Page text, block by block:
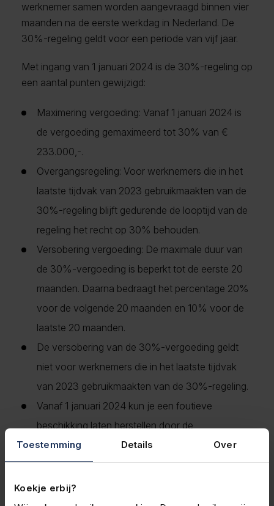
Toestemming Details Over
Koekje erbij?
werknemer samen worden aangevraagd binnen vier
maanden na de eerste werkdag in Nederland. De
30%-regeling geldt voor een periode van vijf jaar.
Met ingang van 1 januari 2024 is de 30%-regeling op
een aantal punten gewijzigd:
Maximering vergoeding: Vanaf 1 januari 2024 is
de vergoeding gemaximeerd tot 30% van €
233.000,-.
Overgangsregeling: Voor werknemers die in het
laatste tijdvak van 2023 gebruikmaakten van de
30%-regeling blijft gedurende de looptijd van de
regeling het recht op 30% behouden.
Versobering vergoeding: De maximale duur van
de 30%-vergoeding is beperkt tot de eerste 20
maanden. Daarna bedraagt het percentage 20%
voor de volgende 20 maanden en 10% voor de
laatste 20 maanden.
De versobering van de 30%-vergoeding geldt
niet voor werknemers die in het laatste tijdvak
van 2023 gebruikmaakten van de 30%-regeling.
Vanaf 1 januari 2024 kun je een foutieve
beschikking laten herstellen door de
Belastingdienst. Er kan worden verzocht om een
herziening van de beschikking.